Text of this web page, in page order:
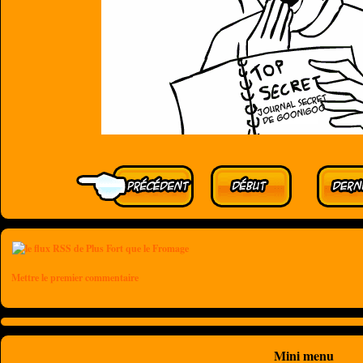
Mettre le premier commentaire
Mini menu